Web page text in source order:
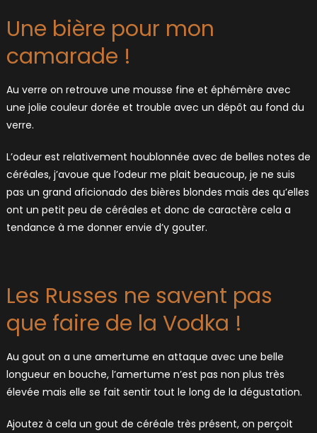
Une bière pour mon
camarade !
Au verre on retrouve une mousse fine et éphémère avec
une jolie couleur dorée et trouble avec un dépôt au fond du
verre.
L’odeur est relativement houblonnée avec de belles notes de
céréales, j’avoue que l’odeur me plait beaucoup, je ne suis
pas un grand aficionado des bières blondes mais des qu’elles
ont un petit peu de céréales et donc de caractère cela a
tendance à me donner envie d’y gouter.
Les Russes ne savent pas
que faire de la Vodka !
Au gout on a une amertume en attaque avec une belle
longueur en bouche, l’amertume n’est pas non plus très
élevée mais elle se fait sentir tout le long de la dégustation.
Ajoutez à cela un gout de céréale très présent, on perçoit